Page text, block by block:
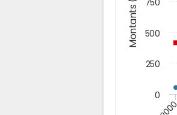
Montants (€)
2000
0
250
500
750